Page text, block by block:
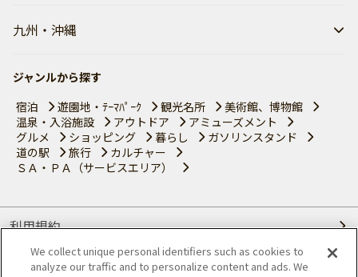
九州・沖縄
ジャンルから探す
宿泊
遊園地・ﾃｰﾏﾊﾟｰｸ 観光名所
美術館、博物館
温泉・入浴施設
アウトドア
アミューズメント
グルメ
ショッピング 暮らし
ガソリンスタンド
道の駅
旅行
カルチャー
ＳＡ・ＰＡ（サービスエリア）
利用規約
個人情報の取り扱いについて
We collect unique personal identifiers such as cookies to
analyze our traffic and to personalize content and ads. We